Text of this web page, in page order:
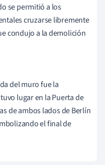
se permitió a los
cruzarse libremente
condujo a la demolición
del muro fue la
lugar en la Puerta de
de ambos lados de Berlín
el final de